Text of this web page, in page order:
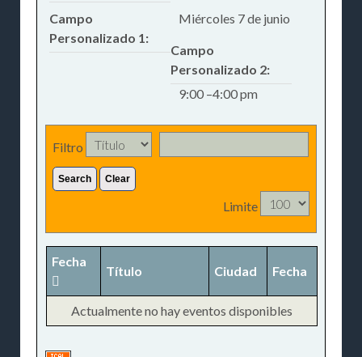
Campo
Personalizado 1:
Miércoles 7 de junio
Campo
Personalizado 2:
9:00 –4:00 pm
Filtro
Search Clear
Limite
Fecha
Título Ciudad Fecha
Actualmente no hay eventos disponibles